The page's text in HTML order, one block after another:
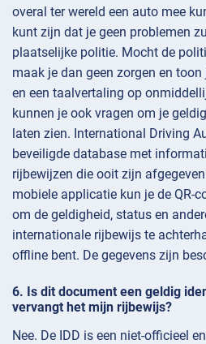
overal ter wereld een auto mee
kunt zijn dat je geen problemen
plaatselijke politie. Mocht de
maak je dan geen zorgen en
en een taalvertaling op
kunnen je ook vragen om je
laten zien. International Driving
beveiligde database met
rijbewijzen die ooit zijn
mobiele applicatie kun je de QR-
om de geldigheid, status en
internationale rijbewijs te
offline bent. De gegevens zijn
Is dit document een geldig
vervangt het mijn rijbewijs?
Nee. De IDD is een niet-officieel